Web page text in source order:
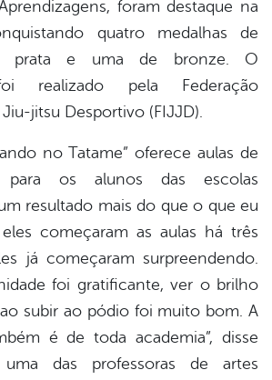
foram destaque na
quatro medalhas de
prata e uma de bronze. O
realizado pela Federação
jitsu Desportivo (FIJJD).
no Tatame” oferece aulas de
para os alunos das escolas
resultado mais do que o que eu
começaram as aulas há três
já começaram surpreendendo.
foi gratificante, ver o brilho
subir ao pódio foi muito bom. A
é de toda academia”, disse
uma das professoras de artes